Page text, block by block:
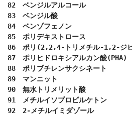
82　ベンジルアルコール
83　ベンジル酸
84　ベンゾフェノン
85　ポリデキストロース
86　ポリ(2,2,4-トリメチル-1,2-ジ
87　ポリヒドロキシアルカン酸(PHA)
88　ポリブチレンサクシネート
89　マンニット
90　無水トリメリット酸
91　メチルイソプロピルケトン
92　2-メチルイミダゾール